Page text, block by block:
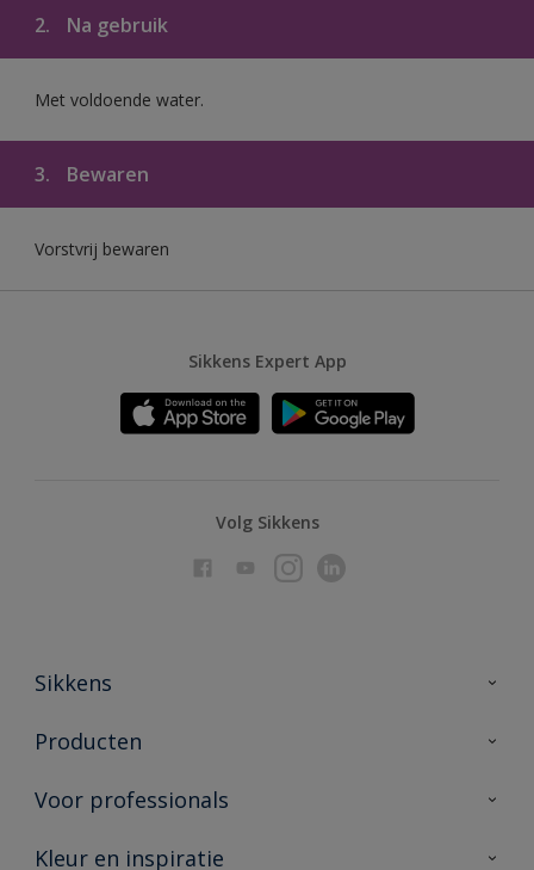
2. Na gebruik
Met voldoende water.
3. Bewaren
Vorstvrij bewaren
Sikkens Expert App
Volg Sikkens
Sikkens
Over Sikkens
Duurzaamheid
Producten
Producten voor binnen
Vind je verkooppunt
Voor professionals
Advies & service
Kleur en inspiratie